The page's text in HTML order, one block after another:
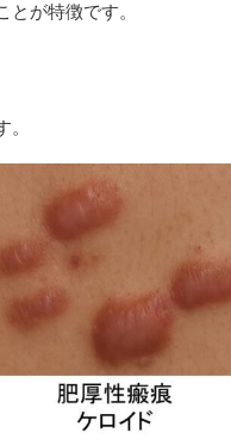
が特徴です。